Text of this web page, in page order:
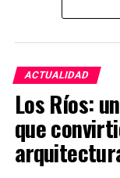
ACTUALIDAD
Los Ríos:
que